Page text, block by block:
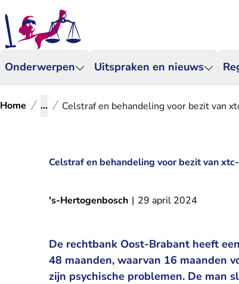
Onderwerpen Uitspraken en nieuws
Home ... Celstraf en behandeling voor bezit van
Celstraf en behandeling voor bezit van
's-Hertogenbosch | 29 april 2024
De rechtbank Oost-Brabant heeft
48 maanden, waarvan 16 maanden
zijn psychische problemen. De man